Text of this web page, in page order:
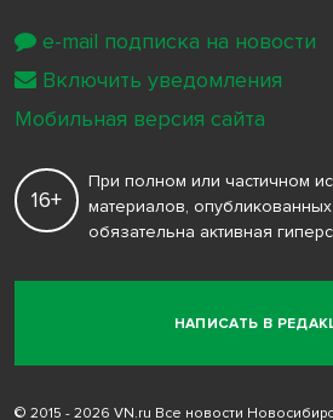
НАПИСАТЬ В
16+
При полном или частичном
материалов, опубликованных
обязательна активная
© 2015 - 2026 VN.ru Все новости
e-mail подписка на новости
Включить уведомления
Мобильная версия сайта